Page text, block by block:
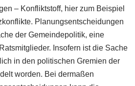
– Konfliktstoff, hier zum Beispiel
Planungsentscheidungen
der Gemeindepolitik, eine
Insofern ist die Sache
in den politischen Gremien der
worden. Bei dermaßen